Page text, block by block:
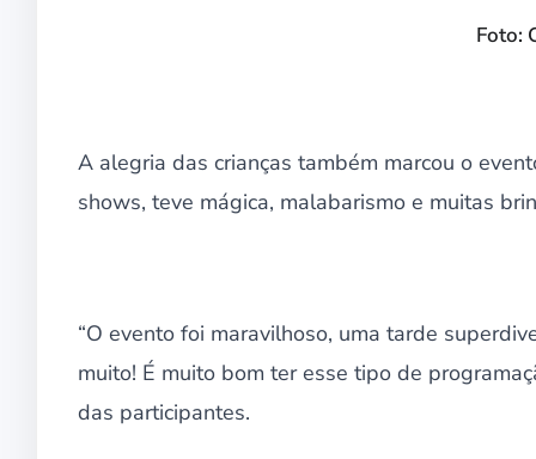
Foto:
A alegria das crianças também marcou o
shows, teve mágica, malabarismo e muitas
“O evento foi maravilhoso, uma tarde
muito! É muito bom ter esse tipo de
das participantes.